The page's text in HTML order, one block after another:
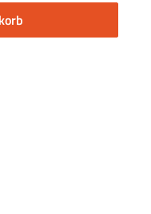
Schaltflächen um die